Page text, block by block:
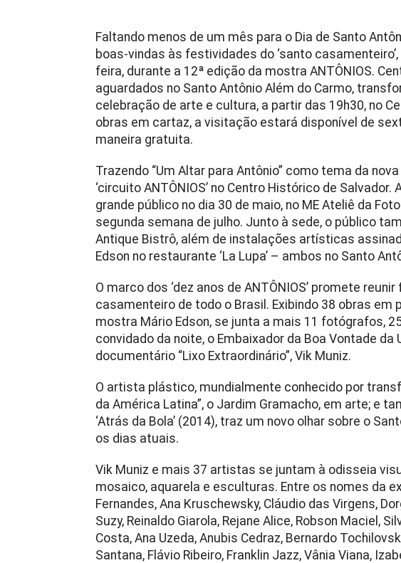
Faltando menos de um mês para o Dia de Santo
boas-vindas às festividades do ‘santo
feira, durante a 12ª edição da mostra ANTÔNIOS.
aguardados no Santo Antônio Além do Carmo,
celebração de arte e cultura, a partir das 19h30, no
obras em cartaz, a visitação estará disponível de
maneira gratuita.
Trazendo “Um Altar para Antônio” como tema da
‘circuito ANTÔNIOS’ no Centro Histórico de
grande público no dia 30 de maio, no ME Ateliê da
segunda semana de julho. Junto à sede, o público
Antique Bistrô, além de instalações artísticas
Edson no restaurante ‘La Lupa’ – ambos no Santo
O marco dos ‘dez anos de ANTÔNIOS’ promete
casamenteiro de todo o Brasil. Exibindo 38 obras em
mostra Mário Edson, se junta a mais 11 fotógrafos,
convidado da noite, o Embaixador da Boa Vontade da
documentário “Lixo Extraordinário”, Vik Muniz.
O artista plástico, mundialmente conhecido por
da América Latina”, o Jardim Gramacho, em arte; e
‘Atrás da Bola’ (2014), traz um novo olhar sobre o
os dias atuais.
Vik Muniz e mais 37 artistas se juntam à odisseia
mosaico, aquarela e esculturas. Entre os nomes da
Fernandes, Ana Kruschewsky, Cláudio das Virgens,
Suzy, Reinaldo Giarola, Rejane Alice, Robson Maciel,
Costa, Ana Uzeda, Anubis Cedraz, Bernardo
Santana, Flávio Ribeiro, Franklin Jazz, Vânia Viana,